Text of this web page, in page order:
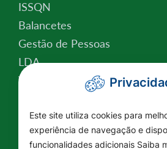
ISSQN
Balancetes
Gestão de Pessoas
LDA
Valor da Terra Nua
Relatório de Atividades
Plano Estratégico Institucional
Este site utiliza cookies para
experiência de navegação e
funcionalidades adicionais Saiba